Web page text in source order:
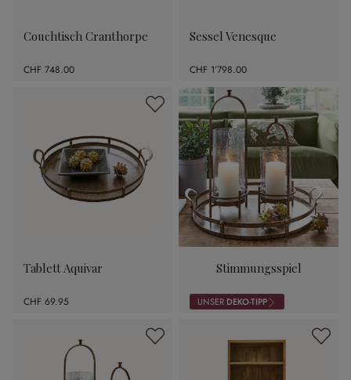
Couchtisch Cranthorpe
CHF 748.00
Sessel Venesque
CHF 1’798.00
Tablett Aquivar
CHF 69.95 UNSER DEKO-TIPP
Stimmungsspiel